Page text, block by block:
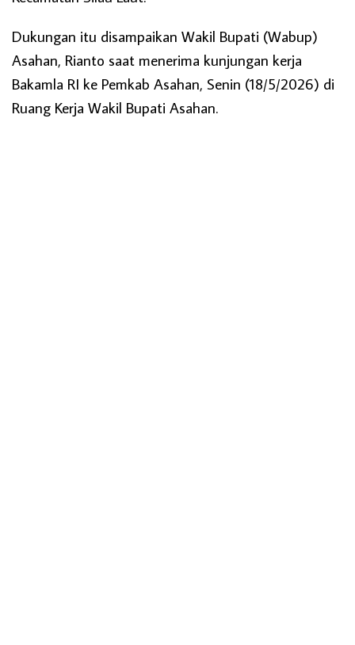
Dukungan itu disampaikan Wakil Bupati (Wabup)
Asahan, Rianto saat menerima kunjungan kerja
Bakamla RI ke Pemkab Asahan, Senin (18/5/2026) di
Ruang Kerja Wakil Bupati Asahan.